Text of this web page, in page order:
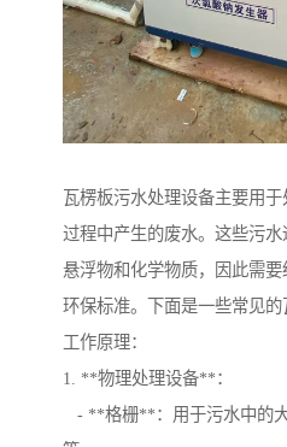
瓦楞板污水处理设备主要用
过程中产生的废水。这些污水
悬浮物和化学物质，因此需要
环保标准。下面是一些常见
工作原理：
1. **物理处理设备**：
- **格栅**：用于污水中的